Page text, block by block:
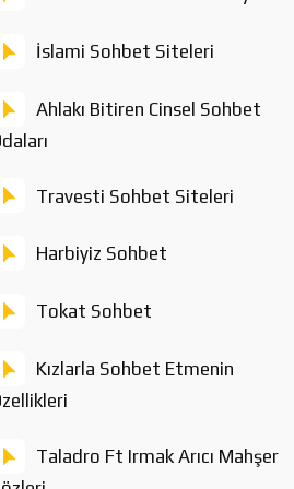
İslami Sohbet Siteleri
Ahlakı Bitiren Cinsel Sohbet
Travesti Sohbet Siteleri
Harbiyiz Sohbet
Tokat Sohbet
Kızlarla Sohbet Etmenin
Taladro Ft Irmak Arıcı Mahşer